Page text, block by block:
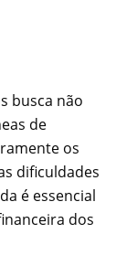
busca não
de
os
dificuldades
é essencial
dos